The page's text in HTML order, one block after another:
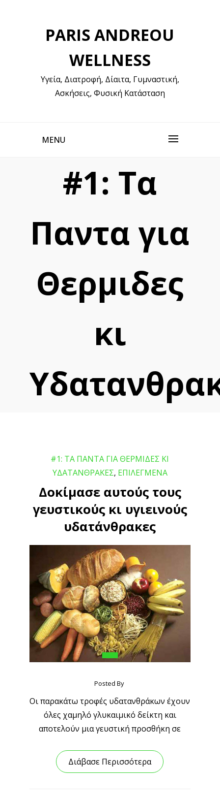
PARIS ANDREOU
WELLNESS
Υγεία, Διατροφή, Δίαιτα, Γυμναστική,
Ασκήσεις, Φυσική Κατάσταση
MENU
#1: Τα
Παντα για
Θερμιδες
κι
#1: ΤΑ ΠΑΝΤΑ ΓΙΑ ΘΕΡΜΙΔΕΣ ΚΙ
ΥΔΑΤΑΝΘΡΑΚΕΣ, ΕΠΙΛΕΓΜΕΝΑ
Δοκίμασε αυτούς τους
γευστικούς κι υγιεινούς
υδατάνθρακες
Posted By
Οι παρακάτω τροφές υδατανθράκων έχουν
όλες χαμηλό γλυκαιμικό δείκτη και
αποτελούν μια γευστική προσθήκη σε
Διάβασε Περισσότερα